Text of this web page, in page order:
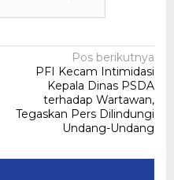
Pos berikutnya
PFI Kecam Intimidasi
Kepala Dinas PSDA
terhadap Wartawan,
Tegaskan Pers Dilindungi
Undang-Undang